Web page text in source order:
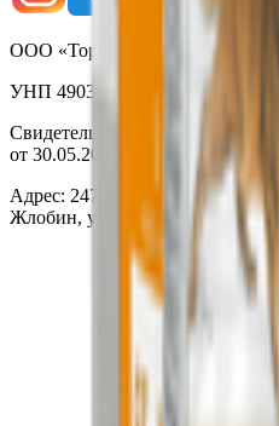
ООО «Торговая сеть «Продмир»
УНП 490314725
Свидетельство о
от 30.05.2003г выдано
Адрес: 247210, Республика
Жлобин, ул. Козлова 2-А